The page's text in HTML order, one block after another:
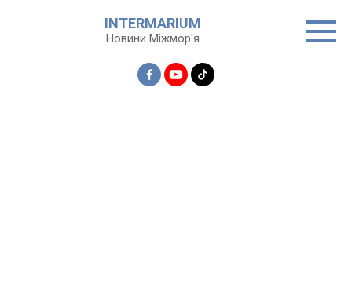
INTERMARIUM
Новини Міжмор'я